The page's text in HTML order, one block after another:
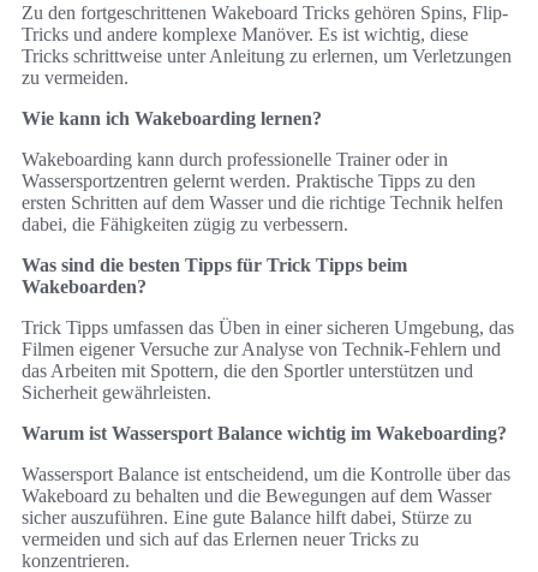
Zu den fortgeschrittenen Wakeboard Tricks gehören Spins, Flip-
Tricks und andere komplexe Manöver. Es ist wichtig, diese
Tricks schrittweise unter Anleitung zu erlernen, um Verletzungen
zu vermeiden.
Wie kann ich Wakeboarding lernen?
Wakeboarding kann durch professionelle Trainer oder in
Wassersportzentren gelernt werden. Praktische Tipps zu den
ersten Schritten auf dem Wasser und die richtige Technik helfen
dabei, die Fähigkeiten zügig zu verbessern.
Was sind die besten Tipps für Trick Tipps beim
Wakeboarden?
Trick Tipps umfassen das Üben in einer sicheren Umgebung, das
Filmen eigener Versuche zur Analyse von Technik-Fehlern und
das Arbeiten mit Spottern, die den Sportler unterstützen und
Sicherheit gewährleisten.
Warum ist Wassersport Balance wichtig im Wakeboarding?
Wassersport Balance ist entscheidend, um die Kontrolle über das
Wakeboard zu behalten und die Bewegungen auf dem Wasser
sicher auszuführen. Eine gute Balance hilft dabei, Stürze zu
vermeiden und sich auf das Erlernen neuer Tricks zu
konzentrieren.